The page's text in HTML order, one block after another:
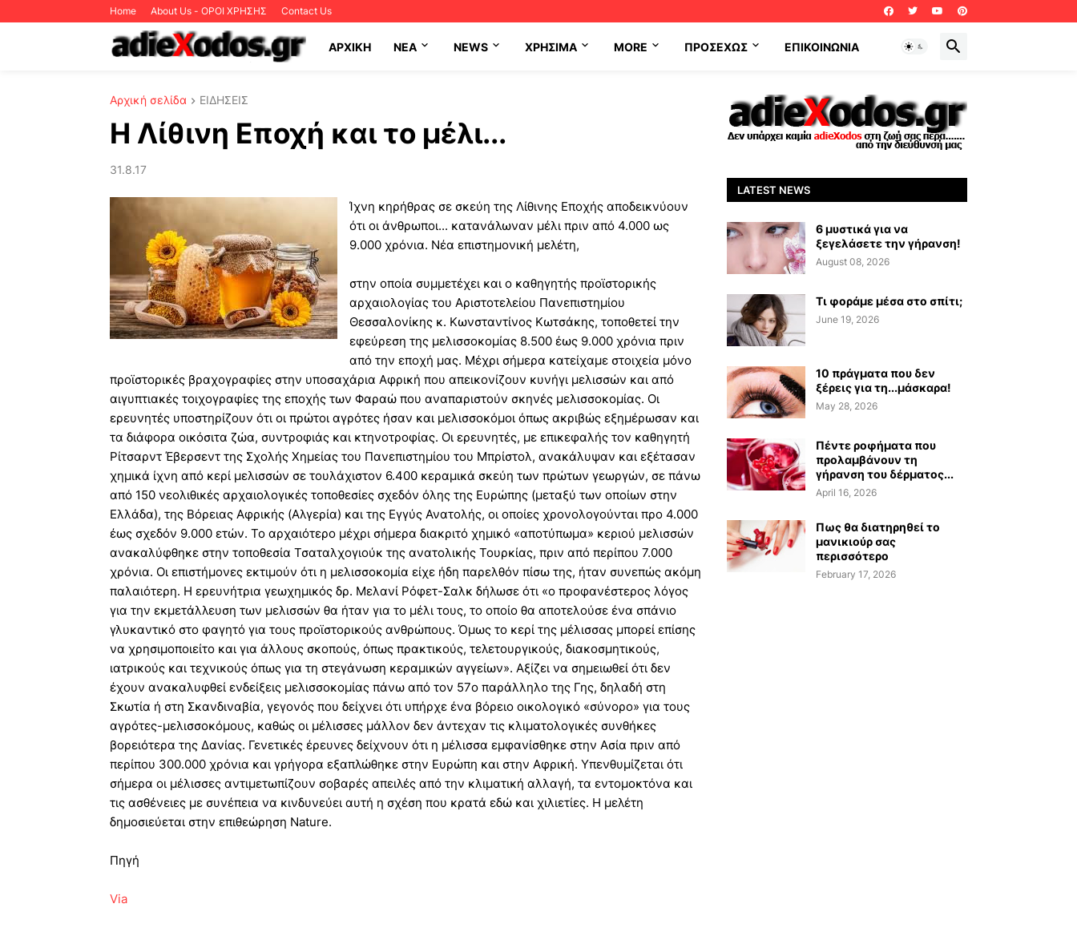
Home About Us - ΟΡΟΙ ΧΡΗΣΗΣ Contact Us
ΑΡΧΙΚΗ NEA NEWS ΧΡΉΣΙΜΑ MORE ΠΡΟΣΕΧΩΣ ΕΠΙΚΟΙΝΩΝΊΑ
Αρχική σελίδα ΕΙΔΗΣΕΙΣ
Η Λίθινη Εποχή και το μέλι...
31.8.17
Ίχνη κηρήθρας σε σκεύη της Λίθινης Εποχής αποδεικνύουν
ότι οι άνθρωποι... κατανάλωναν μέλι πριν από 4.000 ως
9.000 χρόνια. Νέα επιστημονική μελέτη,
στην οποία συμμετέχει και ο καθηγητής προϊστορικής
αρχαιολογίας του Αριστοτελείου Πανεπιστημίου
Θεσσαλονίκης κ. Κωνσταντίνος Κωτσάκης, τοποθετεί την
εφεύρεση της μελισσοκομίας 8.500 έως 9.000 χρόνια πριν
από την εποχή μας. Μέχρι σήμερα κατείχαμε στοιχεία μόνο
προϊστορικές βραχογραφίες στην υποσαχάρια Αφρική που απεικονίζουν κυνήγι μελισσών και από
αιγυπτιακές τοιχογραφίες της εποχής των Φαραώ που αναπαριστούν σκηνές μελισσοκομίας. Οι
ερευνητές υποστηρίζουν ότι οι πρώτοι αγρότες ήσαν και μελισσοκόμοι όπως ακριβώς εξημέρωσαν και
τα διάφορα οικόσιτα ζώα, συντροφιάς και κτηνοτροφίας. Οι ερευνητές, με επικεφαλής τον καθηγητή
Ρίτσαρντ Έβερσεντ της Σχολής Χημείας του Πανεπιστημίου του Μπρίστολ, ανακάλυψαν και εξέτασαν
χημικά ίχνη από κερί μελισσών σε τουλάχιστον 6.400 κεραμικά σκεύη των πρώτων γεωργών, σε πάνω
από 150 νεολιθικές αρχαιολογικές τοποθεσίες σχεδόν όλης της Ευρώπης (μεταξύ των οποίων στην
Ελλάδα), της Βόρειας Αφρικής (Αλγερία) και της Εγγύς Ανατολής, οι οποίες χρονολογούνται προ 4.000
έως σχεδόν 9.000 ετών. Το αρχαιότερο μέχρι σήμερα διακριτό χημικό «αποτύπωμα» κεριού μελισσών
ανακαλύφθηκε στην τοποθεσία Τσαταλχογιούκ της ανατολικής Τουρκίας, πριν από περίπου 7.000
χρόνια. Οι επιστήμονες εκτιμούν ότι η μελισσοκομία είχε ήδη παρελθόν πίσω της, ήταν συνεπώς ακόμη
παλαιότερη. Η ερευνήτρια γεωχημικός δρ. Μελανί Ρόφετ-Σαλκ δήλωσε ότι «ο προφανέστερος λόγος
για την εκμετάλλευση των μελισσών θα ήταν για το μέλι τους, το οποίο θα αποτελούσε ένα σπάνιο
γλυκαντικό στο φαγητό για τους προϊστορικούς ανθρώπους. Όμως το κερί της μέλισσας μπορεί επίσης
να χρησιμοποιείτο και για άλλους σκοπούς, όπως πρακτικούς, τελετουργικούς, διακοσμητικούς,
ιατρικούς και τεχνικούς όπως για τη στεγάνωση κεραμικών αγγείων». Αξίζει να σημειωθεί ότι δεν
έχουν ανακαλυφθεί ενδείξεις μελισσοκομίας πάνω από τον 57ο παράλληλο της Γης, δηλαδή στη
Σκωτία ή στη Σκανδιναβία, γεγονός που δείχνει ότι υπήρχε ένα βόρειο οικολογικό «σύνορο» για τους
αγρότες-μελισσοκόμους, καθώς οι μέλισσες μάλλον δεν άντεχαν τις κλιματολογικές συνθήκες
βορειότερα της Δανίας. Γενετικές έρευνες δείχνουν ότι η μέλισσα εμφανίσθηκε στην Ασία πριν από
περίπου 300.000 χρόνια και γρήγορα εξαπλώθηκε στην Ευρώπη και στην Αφρική. Υπενθυμίζεται ότι
σήμερα οι μέλισσες αντιμετωπίζουν σοβαρές απειλές από την κλιματική αλλαγή, τα εντομοκτόνα και
τις ασθένειες με συνέπεια να κινδυνεύει αυτή η σχέση που κρατά εδώ και χιλιετίες. Η μελέτη
δημοσιεύεται στην επιθεώρηση Nature.
Πηγή
Via
LATEST NEWS
6 μυστικά για να
ξεγελάσετε την γήρανση!
August 08, 2026
Τι φοράμε μέσα στο σπίτι;
June 19, 2026
10 πράγματα που δεν
ξέρεις για τη...μάσκαρα!
May 28, 2026
Πέντε ροφήματα που
προλαμβάνουν τη
γήρανση του δέρματος...
April 16, 2026
Πως θα διατηρηθεί το
μανικιούρ σας
περισσότερο
February 17, 2026